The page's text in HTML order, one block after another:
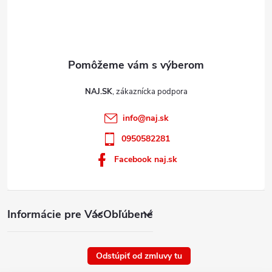
Informácie pre VásObľúbené
NAJ.SK
info@naj.sk
0950582281
Facebook naj.sk
Odstúpiť od zmluvy tu